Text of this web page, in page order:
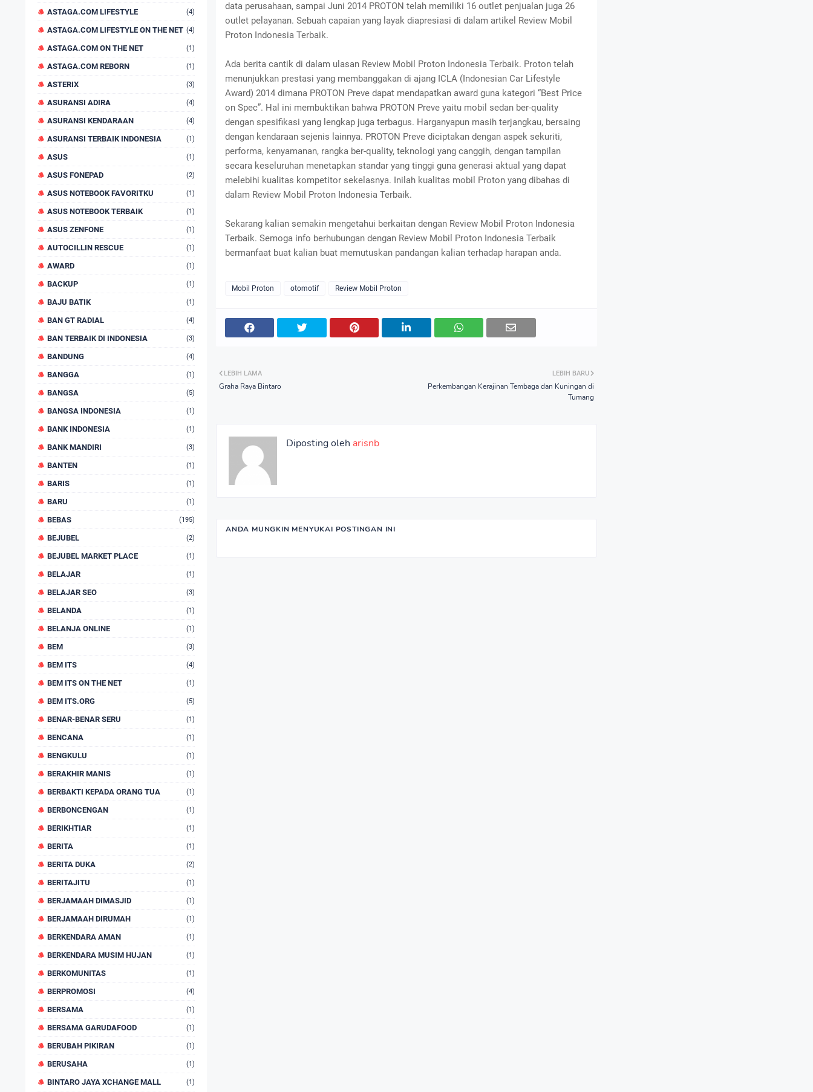
ASTAGA.COM LIFESTYLE (4)
ASTAGA.COM LIFESTYLE ON THE NET (4)
ASTAGA.COM ON THE NET (1)
ASTAGA.COM REBORN (1)
ASTERIX (3)
ASURANSI ADIRA (4)
ASURANSI KENDARAAN (4)
ASURANSI TERBAIK INDONESIA (1)
ASUS (1)
ASUS FONEPAD (2)
ASUS NOTEBOOK FAVORITKU (1)
ASUS NOTEBOOK TERBAIK (1)
ASUS ZENFONE (1)
AUTOCILLIN RESCUE (1)
AWARD (1)
BACKUP (1)
BAJU BATIK (1)
BAN GT RADIAL (4)
BAN TERBAIK DI INDONESIA (3)
BANDUNG (4)
BANGGA (1)
BANGSA (5)
BANGSA INDONESIA (1)
BANK INDONESIA (1)
BANK MANDIRI (3)
BANTEN (1)
BARIS (1)
BARU (1)
BEBAS (195)
BEJUBEL (2)
BEJUBEL MARKET PLACE (1)
BELAJAR (1)
BELAJAR SEO (3)
BELANDA (1)
BELANJA ONLINE (1)
BEM (3)
BEM ITS (4)
BEM ITS ON THE NET (1)
BEM ITS.ORG (5)
BENAR-BENAR SERU (1)
BENCANA (1)
BENGKULU (1)
BERAKHIR MANIS (1)
BERBAKTI KEPADA ORANG TUA (1)
BERBONCENGAN (1)
BERIKHTIAR (1)
BERITA (1)
BERITA DUKA (2)
BERITAJITU (1)
BERJAMAAH DIMASJID (1)
BERJAMAAH DIRUMAH (1)
BERKENDARA AMAN (1)
BERKENDARA MUSIM HUJAN (1)
BERKOMUNITAS (1)
BERPROMOSI (4)
BERSAMA (1)
BERSAMA GARUDAFOOD (1)
BERUBAH PIKIRAN (1)
BERUSAHA (1)
BINTARO JAYA XCHANGE MALL (1)
data perusahaan, sampai Juni 2014 PROTON telah memiliki 16 outlet penjualan juga 26
outlet pelayanan. Sebuah capaian yang layak diapresiasi di dalam artikel Review Mobil
Proton Indonesia Terbaik.
Ada berita cantik di dalam ulasan Review Mobil Proton Indonesia Terbaik. Proton telah
menunjukkan prestasi yang membanggakan di ajang ICLA (Indonesian Car Lifestyle
Award) 2014 dimana PROTON Preve dapat mendapatkan award guna kategori “Best Price
on Spec”. Hal ini membuktikan bahwa PROTON Preve yaitu mobil sedan ber-quality
dengan spesifikasi yang lengkap juga terbagus. Harganyapun masih terjangkau, bersaing
dengan kendaraan sejenis lainnya. PROTON Preve diciptakan dengan aspek sekuriti,
performa, kenyamanan, rangka ber-quality, teknologi yang canggih, dengan tampilan
secara keseluruhan menetapkan standar yang tinggi guna generasi aktual yang dapat
melebihi kualitas kompetitor sekelasnya. Inilah kualitas mobil Proton yang dibahas di
dalam Review Mobil Proton Indonesia Terbaik.
Sekarang kalian semakin mengetahui berkaitan dengan Review Mobil Proton Indonesia
Terbaik. Semoga info berhubungan dengan Review Mobil Proton Indonesia Terbaik
bermanfaat buat kalian buat memutuskan pandangan kalian terhadap harapan anda.
Mobil Proton otomotif Review Mobil Proton
LEBIH BARU
Perkembangan Kerajinan Tembaga dan Kuningan di
Tumang
LEBIH LAMA
Graha Raya Bintaro
Diposting oleh arisnb
ANDA MUNGKIN MENYUKAI POSTINGAN INI